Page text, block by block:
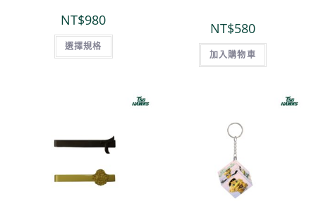
NT$980
選擇規格
NT$580
加入購物車